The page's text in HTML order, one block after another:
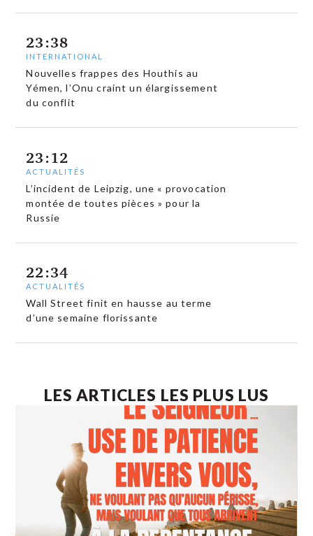
23:38
INTERNATIONAL
Nouvelles frappes des Houthis au
Yémen, l’Onu craint un élargissement
du conflit
23:12
ACTUALITÉS
L’incident de Leipzig, une « provocation
montée de toutes pièces » pour la
Russie
22:34
ACTUALITÉS
Wall Street finit en hausse au terme
d’une semaine florissante
LES ARTICLES LES PLUS LUS